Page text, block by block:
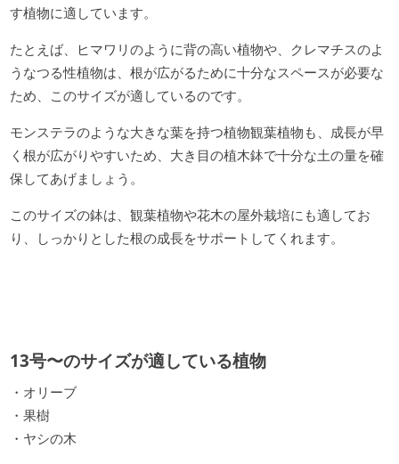
す植物に適しています。
たとえば、ヒマワリのように背の高い植物や、クレマチスのよ
うなつる性植物は、根が広がるために十分なスペースが必要な
ため、このサイズが適しているのです。
モンステラのような大きな葉を持つ植物観葉植物も、成長が早
く根が広がりやすいため、大き目の植木鉢で十分な土の量を確
保してあげましょう。
このサイズの鉢は、観葉植物や花木の屋外栽培にも適してお
り、しっかりとした根の成長をサポートしてくれます。
13号〜のサイズが適している植物
・オリーブ
・果樹
・ヤシの木